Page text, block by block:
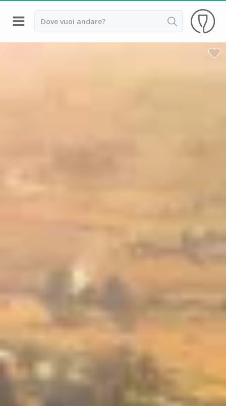
Indietro
Cantine da visitare e degustazioni vini Languedoc
Cantine da visitare e degustazioni vini Savoia
Cantine da visitare e degustazioni vini Sud Ouest
Cantine da visitare e degustazioni vini Valle della
Cantine da visitare e degustazioni vini Valle del
Rodano
Cantine da visitare e degustazioni vini Beaune
Cantine da visitare e degustazioni vini Chablis
Cantine da visitare e degustazioni vini Cognac